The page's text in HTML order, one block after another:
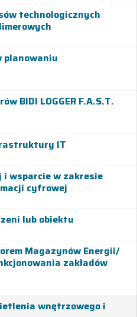
technologicznych
BIDI LOGGER F.A.S.T.
IT
wsparcie w zakresie
cyfrowej
lub obiektu
Magazynów Energii/
zakładów
wnętrzowego i